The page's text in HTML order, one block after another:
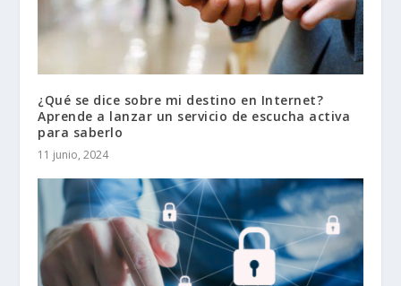
¿Qué se dice sobre mi destino en Internet?
Aprende a lanzar un servicio de escucha activa
para saberlo
11 junio, 2024